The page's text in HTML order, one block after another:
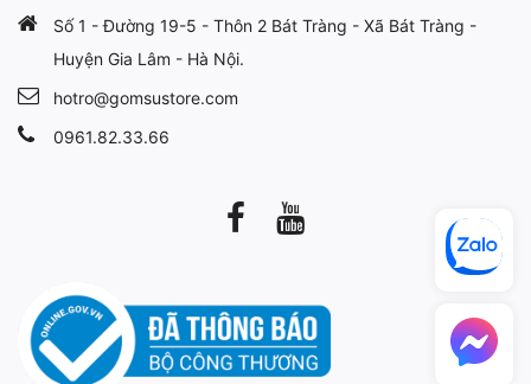
Số 1 - Đường 19-5 - Thôn 2 Bát Tràng - Xã Bát Tràng -
Huyện Gia Lâm - Hà Nội.
hotro@gomsustore.com
0961.82.33.66